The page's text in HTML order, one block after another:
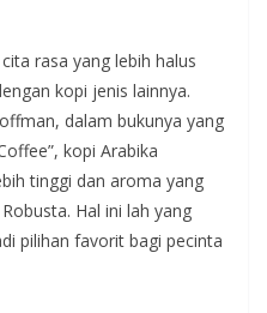
rasa yang lebih halus
kopi jenis lainnya.
dalam bukunya yang
kopi Arabika
tinggi dan aroma yang
Hal ini lah yang
pilihan favorit bagi pecinta